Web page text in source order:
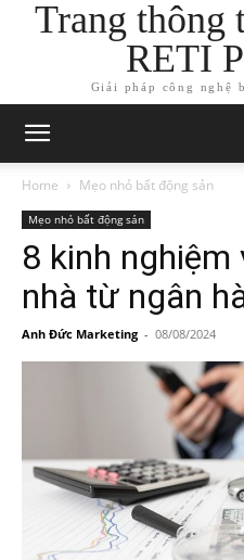
Trang thông
RETI
Giải pháp công nghệ
Home Mẹo nhỏ bất động sản
Mẹo nhỏ bất động sản
8 kinh nghiệm
nhà từ ngân
Anh Đức Marketing - 08/08/2024